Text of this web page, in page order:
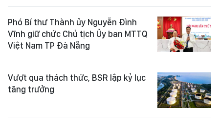
Phó Bí thư Thành ủy Nguyễn Đình
Vĩnh giữ chức Chủ tịch Ủy ban MTTQ
Việt Nam TP Đà Nẵng
Vượt qua thách thức, BSR lập kỷ lục
tăng trưởng